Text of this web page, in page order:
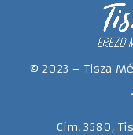
© 2023 – Tisza
Cím: 3580,